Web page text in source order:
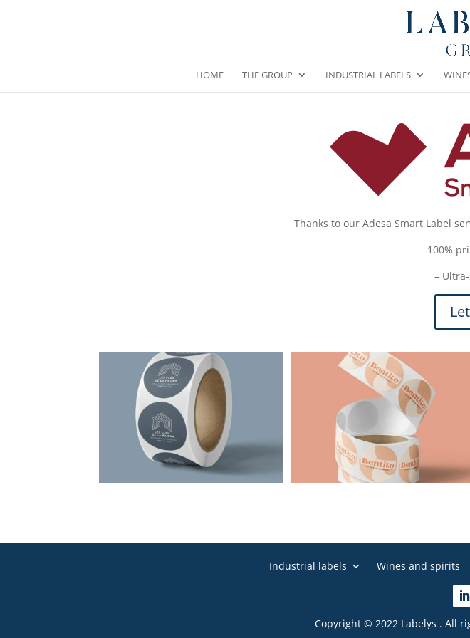
HOME THE GROUP INDUSTRIAL LABELS
Thanks to our Adesa Smart Label
– 100%
–
Industrial labels Wines and spirits
Copyright © 2022 Labelys . All